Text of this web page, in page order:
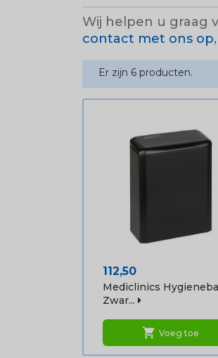
Wij helpen u graag
contact met ons op
Er zijn 6 producten.
Prijs
112,50
Mediclinics
Zwar...
shopping_cart Voeg toe